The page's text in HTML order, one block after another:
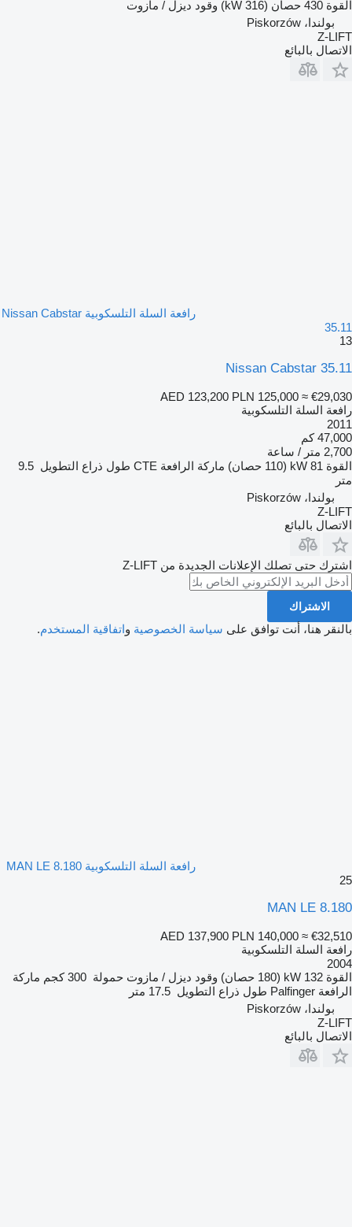
القوة 430 حصان (316 kW) وقود ديزل / مازوت
بولندا، Piskorzów
Z-LIFT
الاتصال بالبائع
رافعة السلة التلسكوبية Nissan Cabstar
35.11
13
Nissan Cabstar 35.11
AED 123,200 PLN 125,000 ≈ €29,030
رافعة السلة التلسكوبية
2011
47,000 كم
2,700 متر / ساعة
القوة 81 kW (110 حصان) ماركة الرافعة CTE طول ذراع التطويل 9.5
متر
بولندا، Piskorzów
Z-LIFT
الاتصال بالبائع
اشترك حتى تصلك الإعلانات الجديدة من Z-LIFT
الاشتراك
بالنقر هنا، أنت توافق على سياسة الخصوصية واتفاقية المستخدم.
رافعة السلة التلسكوبية MAN LE 8.180
25
MAN LE 8.180
AED 137,900 PLN 140,000 ≈ €32,510
رافعة السلة التلسكوبية
2004
القوة 132 kW (180 حصان) وقود ديزل / مازوت حمولة 300 كجم
ماركة
الرافعة Palfinger طول ذراع التطويل 17.5 متر
بولندا، Piskorzów
Z-LIFT
الاتصال بالبائع